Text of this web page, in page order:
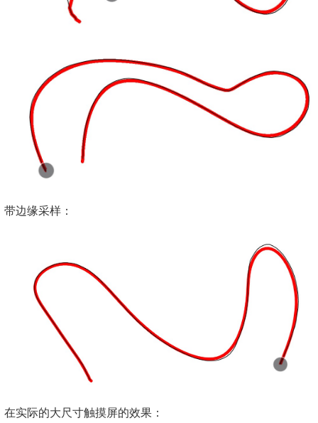
带边缘采样：
在实际的大尺寸触摸屏的效果：